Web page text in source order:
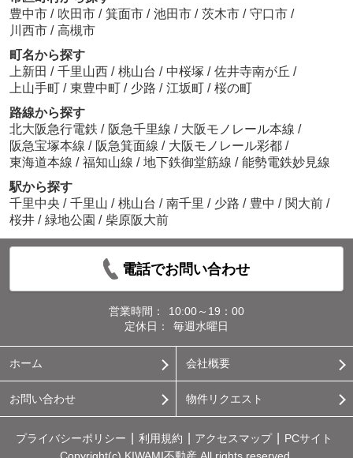
豊中市 / 吹田市 / 箕面市 / 池田市 / 茨木市 / 守口市 /
川西市 / 高槻市
町名から探す
上新田 / 千里山西 / 桃山台 / 中桜塚 / 佐井寺南が丘 /
上山手町 / 東豊中町 / 少路 / 江坂町 / 桜の町
路線から探す
北大阪急行電鉄 / 阪急千里線 / 大阪モノレール本線 /
阪急宝塚本線 / 阪急箕面線 / 大阪モノレール彩都 /
東海道本線 / 福知山線 / 地下鉄御堂筋線 / 能勢電鉄妙見線
駅から探す
千里中央 / 千里山 / 桃山台 / 南千里 / 少路 / 豊中 / 関大前 /
桜井 / 緑地公園 / 柴原阪大前
電話でお問い合わせ
営業時間：
10:00～19：00
定休日：
毎週水曜日
ホーム 会社概要
お問い合わせ 物件リクエスト
プライバシーポリシー 利用規約 アクセスマップ
PCサイト
Copyright(c) KIWAMI不動産 All rights reserved.